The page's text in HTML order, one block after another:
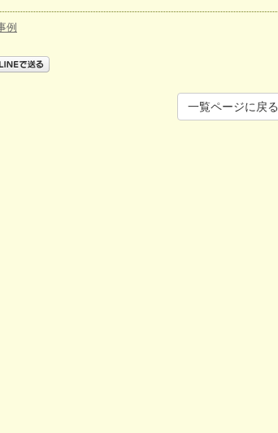
例
一覧ページに戻る